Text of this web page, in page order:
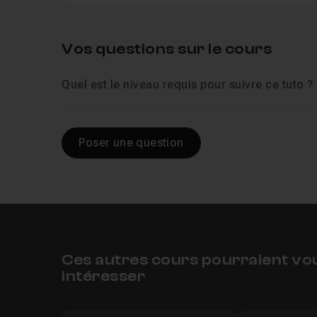
Vos questions sur le cours
Quel est le niveau requis pour suivre ce tuto ?
Poser une question
Ces autres cours pourraient
intéresser